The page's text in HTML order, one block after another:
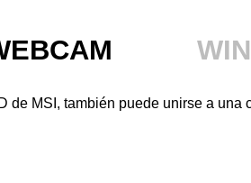
de MSI, también puede unirse a